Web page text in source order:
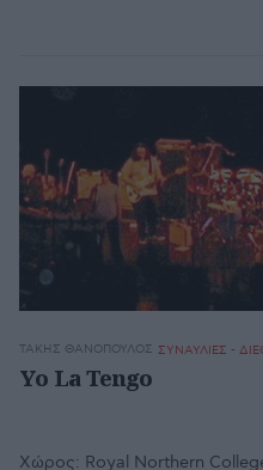
ΤΆΚΗΣ ΘΑΝΌΠΟΥΛΟΣ ΣΥΝΑΥΛΙΕΣ -
Yo La Tengo
Χώρος: Royal Northern